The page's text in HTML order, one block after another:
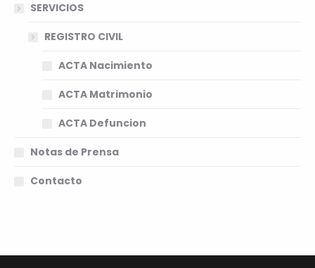
SERVICIOS
REGISTRO CIVIL
ACTA Nacimiento
ACTA Matrimonio
ACTA Defuncion
Notas de Prensa
Contacto